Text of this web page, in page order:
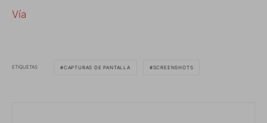
Vía
ETIQUETAS CAPTURAS DE PANTALLA SCREENSHOTS